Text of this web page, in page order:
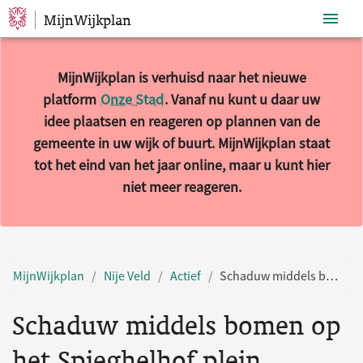
Sla navigatie over
MijnWijkplan
MijnWijkplan is verhuisd naar het nieuwe
platform Onze Stad. Vanaf nu kunt u daar uw
idee plaatsen en reageren op plannen van de
gemeente in uw wijk of buurt. MijnWijkplan staat
tot het eind van het jaar online, maar u kunt hier
niet meer reageren.
MijnWijkplan Nije Veld Actief Schaduw middels bomen op het Spieghelhof plein
Schaduw middels bomen op